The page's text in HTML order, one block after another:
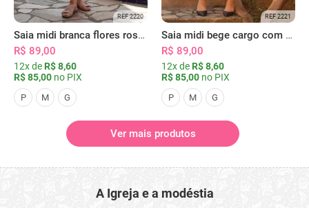
REF 2220
Saia midi branca flores rosas com bolsos
R$ 89,00
12x de R$ 8,60
R$ 85,00 no PIX
P M G
REF 2221
Saia midi bege cargo com bolsos
R$ 89,00
12x de R$ 8,60
R$ 85,00 no PIX
P M G
Ver mais produtos
A Igreja e a modéstia